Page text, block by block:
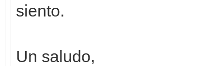
siento.
Un saludo,